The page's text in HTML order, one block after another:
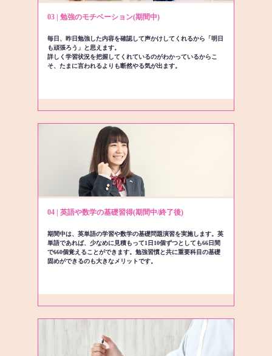
03 | 勉強のモチベーション(期間中)
毎日、昨日勉強した内容を確認して声かけしてくれるから「明日
も頑張ろう」と思えます。
詳しく学習状況を把握してくれているのがわかっているからこ
そ、たまに言われるよりも断然やる気が出ます。
04 | 英語や数学の基礎習得(期間中/終了後)
期間中は、英単語の学習や数学の基礎問題演習を実施します。英
単語であれば、少なめに見積もって1日10個ずつとしても66日間
で660個覚えることができます。勉強習慣と共に重要科目の基礎
固めができるのも大きなメリットです。